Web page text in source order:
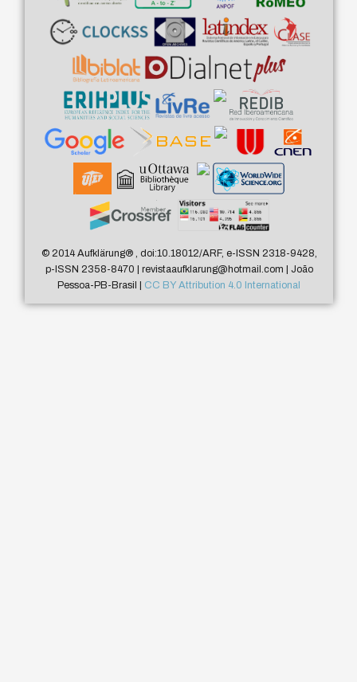
© 2014 Aufklärung®, doi:10.18012/ARF, e-ISSN 2318-9428,
p-ISSN 2358-8470 | revistaaufklarung@hotmail.com | João
Pessoa-PB-Brasil | CC BY Attribution 4.0 International